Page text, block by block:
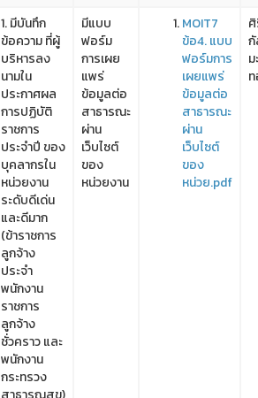
1. มีบันทึก
ข้อความ ที่ผู้
บริหารลง
นามใน
ประกาศผล
การปฏิบัติ
ราชการ
ประจำปี ของ
บุคลากรใน
หน่วยงาน
ระดับดีเด่น
และดีมาก
(ข้าราชการ
ลูกจ้าง
ประจำ
พนักงาน
ราชการ
ลูกจ้าง
ชั่วคราว และ
พนักงาน
กระทรวง
มีแบบ
ฟอร์ม
การเผย
แพร่
ข้อมูลต่อ
สาธารณะ
ผ่าน
เว็บไซต์
ของ
หน่วยงาน
MOIT7
ข้อ4. แบบ
ฟอร์มการ
เผยแพร่
ข้อมูลต่อ
สาธารณะ
ผ่าน
เว็บไซต์
ของ
หน่วย.pdf